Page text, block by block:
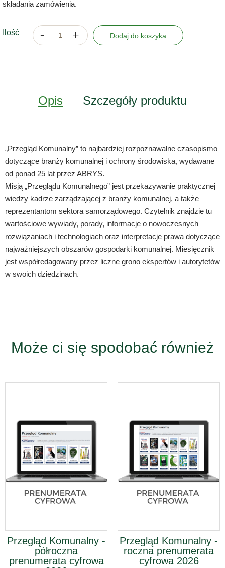
składania zamówienia.
Ilość Dodaj do koszyka
Opis Szczegóły produktu
„Przegląd Komunalny” to najbardziej rozpoznawalne czasopismo
dotyczące branży komunalnej i ochrony środowiska, wydawane
od ponad 25 lat przez ABRYS.
Misją „Przeglądu Komunalnego” jest przekazywanie praktycznej
wiedzy kadrze zarządzającej z branży komunalnej, a także
reprezentantom sektora samorządowego. Czytelnik znajdzie tu
wartościowe wywiady, porady, informacje o nowoczesnych
rozwiązaniach i technologiach oraz interpretacje prawa dotyczące
najważniejszych obszarów gospodarki komunalnej. Miesięcznik
jest współredagowany przez liczne grono ekspertów i autorytetów
w swoich dziedzinach.
Może ci się spodobać również
Przegląd Komunalny -
półroczna
prenumerata cyfrowa
Przegląd Komunalny -
roczna prenumerata
cyfrowa 2026